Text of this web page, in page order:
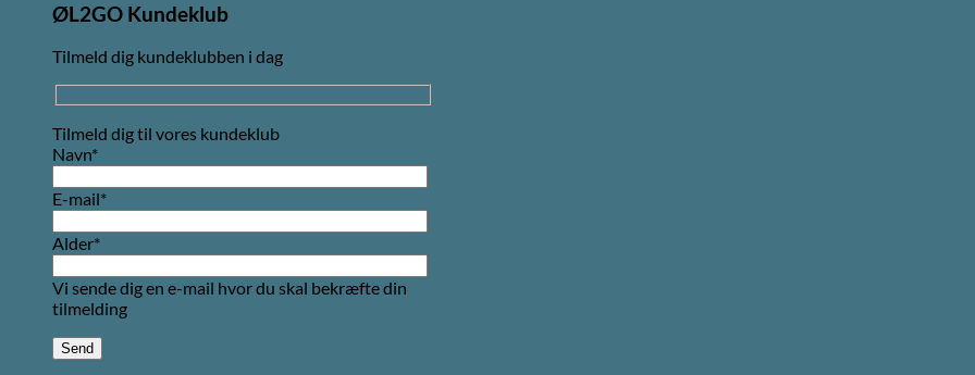
ØL2GO Kundeklub
Tilmeld dig kundeklubben i dag
Tilmeld dig til vores kundeklub
Navn*
E-mail*
Alder*
Vi sende dig en e-mail hvor du skal bekræfte din
tilmelding